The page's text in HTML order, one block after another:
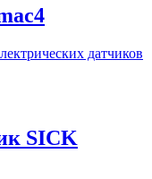
датчиков
SICK